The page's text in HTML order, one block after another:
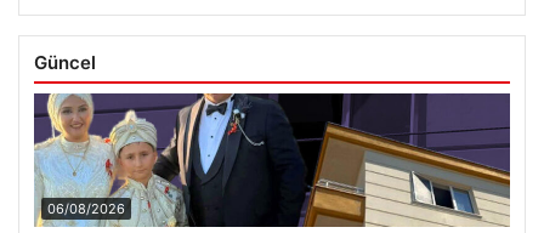
Güncel
06/08/2026